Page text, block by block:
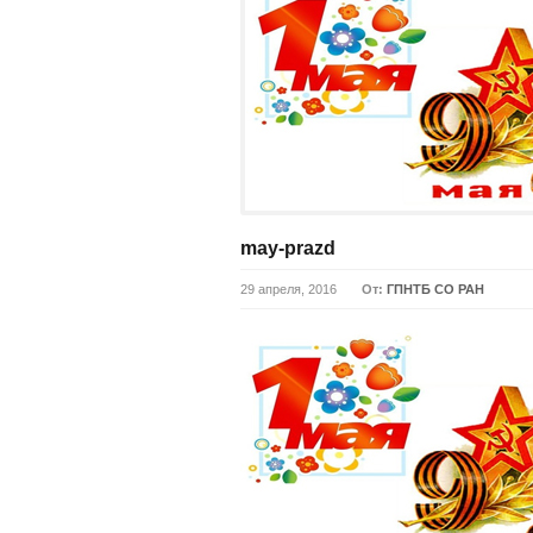
may-prazd
29 апреля, 2016 От: ГПНТБ СО РАН